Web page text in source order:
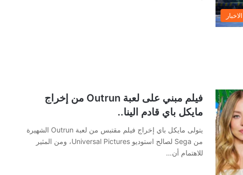
الاخبار
فيلم مبني على لعبة Outrun من إخراج
مايكل باي قادم الينا..
يتولى مايكل باي إخراج فيلم مقتبس من لعبة Outrun الشهيرة
من Sega لصالح استوديو Universal Pictures، ومن المثير
للاهتمام أن…